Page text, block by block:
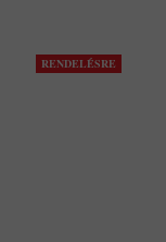
RENDELÉSRE